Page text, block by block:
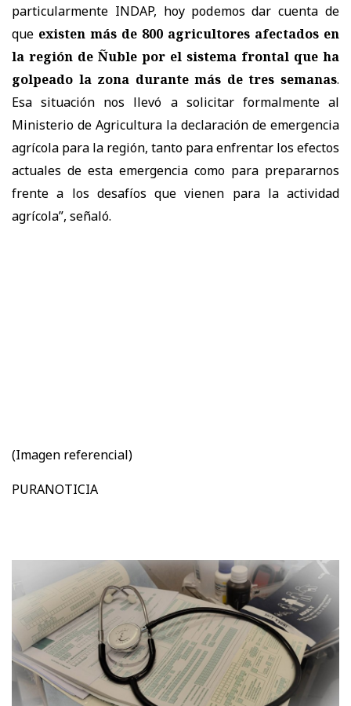
particularmente INDAP, hoy podemos dar cuenta de
que existen más de 800 agricultores afectados en
la región de Ñuble por el sistema frontal que ha
golpeado la zona durante más de tres semanas.
Esa situación nos llevó a solicitar formalmente al
Ministerio de Agricultura la declaración de emergencia
agrícola para la región, tanto para enfrentar los efectos
actuales de esta emergencia como para prepararnos
frente a los desafíos que vienen para la actividad
agrícola”, señaló.
(Imagen referencial)
PURANOTICIA